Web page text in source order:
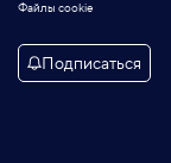
Файлы cookie
Подписаться